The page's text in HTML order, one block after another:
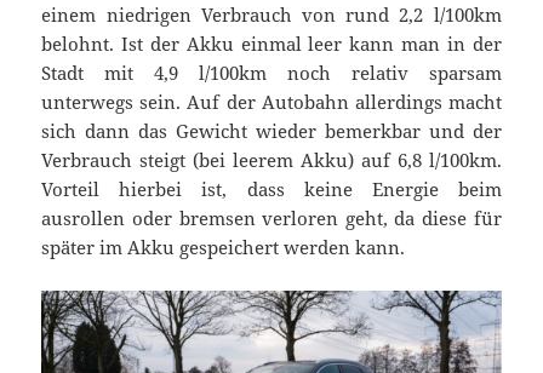
einem niedrigen Verbrauch von rund 2,2 l/100km
belohnt. Ist der Akku einmal leer kann man in der
Stadt mit 4,9 l/100km noch relativ sparsam
unterwegs sein. Auf der Autobahn allerdings macht
sich dann das Gewicht wieder bemerkbar und der
Verbrauch steigt (bei leerem Akku) auf 6,8 l/100km.
Vorteil hierbei ist, dass keine Energie beim
ausrollen oder bremsen verloren geht, da diese für
später im Akku gespeichert werden kann.